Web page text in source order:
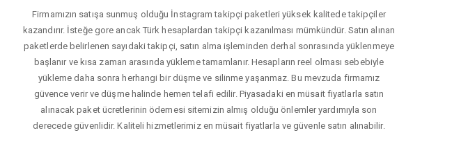
Firmamızın satışa sunmuş olduğu İnstagram takipçi paketleri yüksek kalitede takipçiler
kazandırır. İsteğe gore ancak Türk hesaplardan takipçi kazanılması mümkündür. Satın alınan
paketlerde belirlenen sayıdaki takipçi, satın alma işleminden derhal sonrasında yüklenmeye
başlanır ve kısa zaman arasında yükleme tamamlanır. Hesapların reel olması sebebiyle
yükleme daha sonra herhangi bir düşme ve silinme yaşanmaz. Bu mevzuda firmamız
güvence verir ve düşme halinde hemen telafi edilir. Piyasadaki en müsait fiyatlarla satın
alınacak paket ücretlerinin ödemesi sitemizin almış olduğu önlemler yardımıyla son
derecede güvenlidir. Kaliteli hizmetlerimiz en müsait fiyatlarla ve güvenle satın alınabilir.